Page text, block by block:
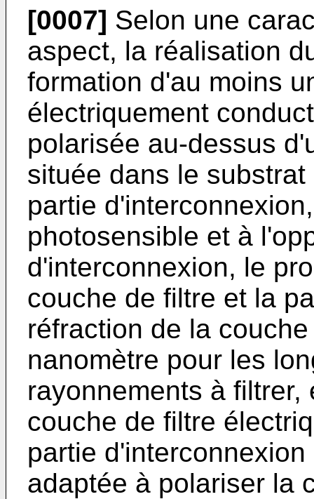
[0007] Selon une
aspect, la réalisation
formation d'au moins
électriquement
polarisée au-dessus
située dans le
partie
photosensible et à
d'interconnexion, le
couche de filtre et la
réfraction de la
nanomètre pour les
rayonnements à
couche de filtre
partie
adaptée à polariser la